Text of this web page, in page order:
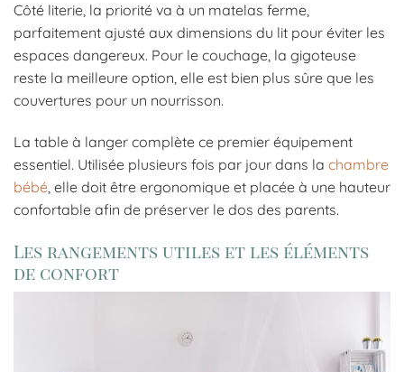
Côté literie, la priorité va à un matelas ferme,
parfaitement ajusté aux dimensions du lit pour éviter les
espaces dangereux. Pour le couchage, la gigoteuse
reste la meilleure option, elle est bien plus sûre que les
couvertures pour un nourrisson.
La table à langer complète ce premier équipement
essentiel. Utilisée plusieurs fois par jour dans la chambre
bébé, elle doit être ergonomique et placée à une hauteur
confortable afin de préserver le dos des parents.
Les rangements utiles et les éléments
de confort